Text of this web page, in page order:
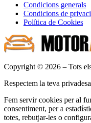
Condicions generals
Condicions de
Política de Cookies
Copyright © 2026 – Tots
Respectem la teva privadesa
Fem servir cookies per al
consentiment, per a
totes, rebutjar-les o